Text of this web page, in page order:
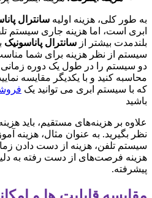
به طور کلی، هزینه اولیه سانترال
ابری است، اما هزینه جاری سیستم
بلندمدت بیشتر از سانترال پاناسونیک
سیستم از نظر هزینه برای شما
محاسبه کنید و با یکدیگر مقایسه
که با سیستم ابری می توانید یک
باشید
علاوه بر هزینه‌های مستقیم، باید
نظر بگیرید. به عنوان مثال، هزینه
سیستم تلفن، هزینه از دست دادن
هزینه فرصت‌های از دست رفته به
پیشرفته.